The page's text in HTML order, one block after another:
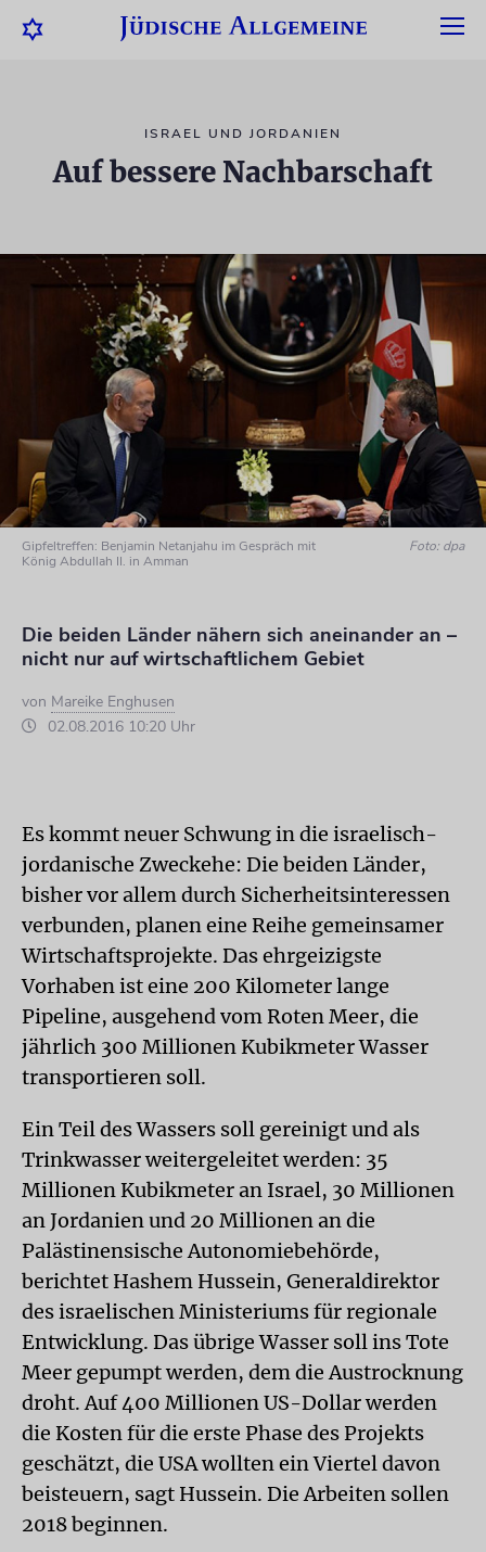
ISRAEL UND JORDANIEN
Auf bessere Nachbarschaft
Gipfeltreffen: Benjamin Netanjahu im Gespräch mit
König Abdullah II. in Amman
Foto: dpa
Die beiden Länder nähern sich aneinander an –
nicht nur auf wirtschaftlichem Gebiet
von Mareike Enghusen
02.08.2016 10:20 Uhr
Es kommt neuer Schwung in die israelisch-
jordanische Zweckehe: Die beiden Länder,
bisher vor allem durch Sicherheitsinteressen
verbunden, planen eine Reihe gemeinsamer
Wirtschaftsprojekte. Das ehrgeizigste
Vorhaben ist eine 200 Kilometer lange
Pipeline, ausgehend vom Roten Meer, die
jährlich 300 Millionen Kubikmeter Wasser
transportieren soll.
Ein Teil des Wassers soll gereinigt und als
Trinkwasser weitergeleitet werden: 35
Millionen Kubikmeter an Israel, 30 Millionen
an Jordanien und 20 Millionen an die
Palästinensische Autonomiebehörde,
berichtet Hashem Hussein, Generaldirektor
des israelischen Ministeriums für regionale
Entwicklung. Das übrige Wasser soll ins Tote
Meer gepumpt werden, dem die Austrocknung
droht. Auf 400 Millionen US-Dollar werden
die Kosten für die erste Phase des Projekts
geschätzt, die USA wollten ein Viertel davon
beisteuern, sagt Hussein. Die Arbeiten sollen
2018 beginnen.